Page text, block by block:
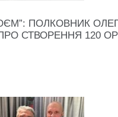
ПОЛКОВНИК
СТВОРЕННЯ 120